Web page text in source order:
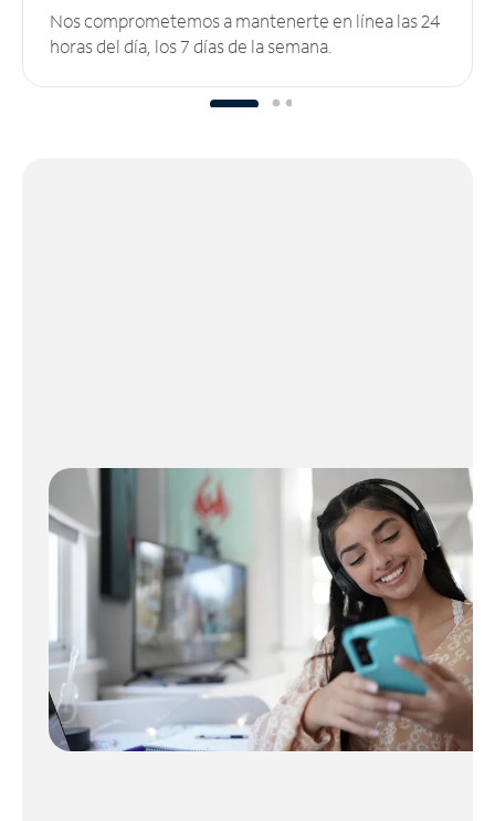
Nos comprometemos a mantenerte en línea las 24
horas del día, los 7 días de la semana.